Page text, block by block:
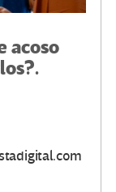
acoso